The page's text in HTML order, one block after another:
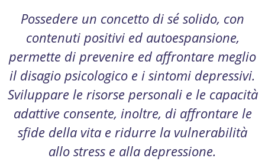
Possedere un concetto di sé solido, con
contenuti positivi ed autoespansione,
permette di prevenire ed affrontare meglio
il disagio psicologico e i sintomi depressivi.
Sviluppare le risorse personali e le capacità
adattive consente, inoltre, di affrontare le
sfide della vita e ridurre la vulnerabilità
allo stress e alla depressione.